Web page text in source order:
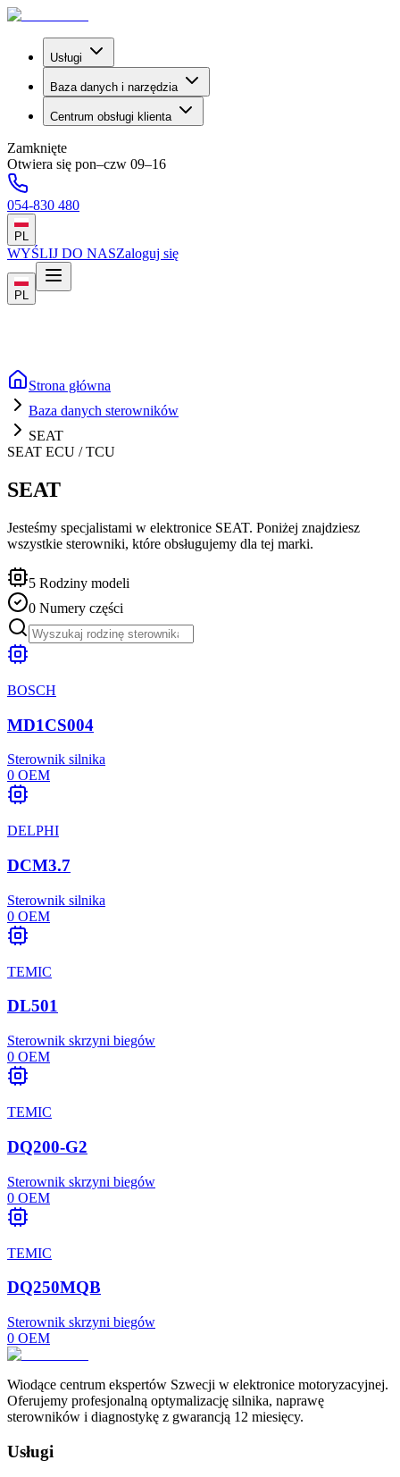
Usługi
Baza danych i narzędzia
Centrum obsługi klienta
Zamknięte
Otwiera się pon–czw 09–16
054-830 480
PL
WYŚLIJ DO NASZaloguj się
PL
Strona główna
Baza danych sterowników
SEAT
SEAT ECU / TCU
SEAT
Jesteśmy specjalistami w elektronice SEAT. Poniżej znajdziesz
wszystkie sterowniki, które obsługujemy dla tej marki.
5 Rodziny modeli
0 Numery części
BOSCH
MD1CS004
Sterownik silnika
0 OEM
DELPHI
DCM3.7
Sterownik silnika
0 OEM
TEMIC
DL501
Sterownik skrzyni biegów
0 OEM
TEMIC
DQ200-G2
Sterownik skrzyni biegów
0 OEM
TEMIC
DQ250MQB
Sterownik skrzyni biegów
0 OEM
Wiodące centrum ekspertów Szwecji w elektronice motoryzacyjnej.
Oferujemy profesjonalną optymalizację silnika, naprawę
sterowników i diagnostykę z gwarancją 12 miesięcy.
Usługi